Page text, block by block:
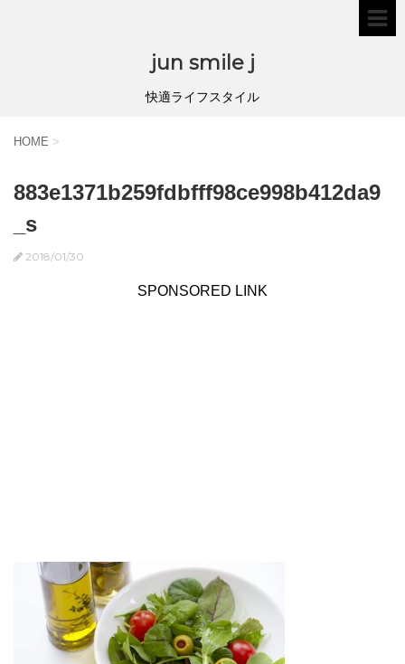
jun smile j
快適ライフスタイル
HOME >
883e1371b259fdbfff98ce998b412da9
_s
2018/01/30
SPONSORED LINK